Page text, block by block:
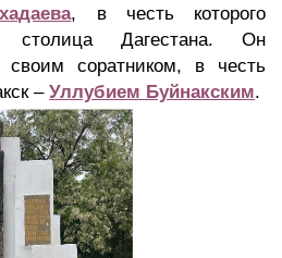
, в честь которого
столица Дагестана. Он
соратником, в честь
–Уллубием Буйнакским.